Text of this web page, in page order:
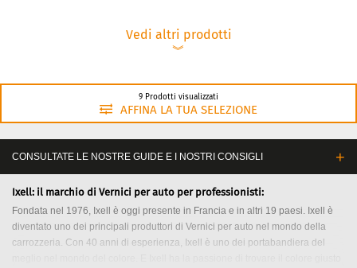
Vedi altri prodotti
︾
9 Prodotti visualizzati
AFFINA LA TUA SELEZIONE
CONSULTATE LE NOSTRE GUIDE E I NOSTRI CONSIGLI
Ixell: il marchio di Vernici per auto per professionisti:
Fondata nel 1976, Ixell è oggi presente in Francia e in altri 19 paesi. Ixell è
diventato uno dei principali produttori di Vernici per auto nel mondo della
carrozzeria. Con 40 anni di esperienza, Ixell è uno dei portabandiera del